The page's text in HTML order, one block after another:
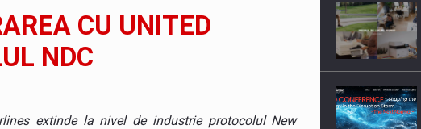
comanda intr-o gama extinsa de variante atragatoare
CU UNITED
NDC
extinde la nivel de industrie protocolul New